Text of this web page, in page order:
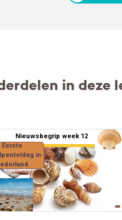
in deze
Nieuwsbegrip week 12
Eerste
in
AA